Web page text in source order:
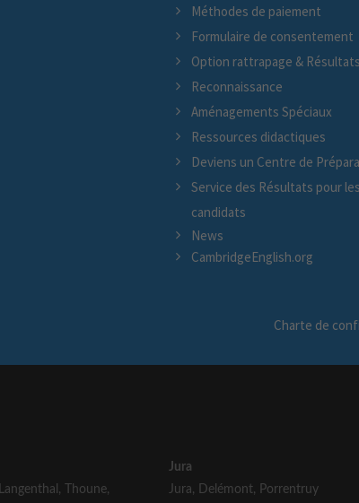
Méthodes de paiement
Formulaire de consentement
Option rattrapage & Résultats
Reconnaissance
Aménagements Spéciaux
Ressources didactiques
Deviens un Centre de
Service des Résultats pour les
candidats
News
CambridgeEnglish.org
Charte de
Langenthal , Thoune,
Jura
Jura, Delémont, Porrentruy